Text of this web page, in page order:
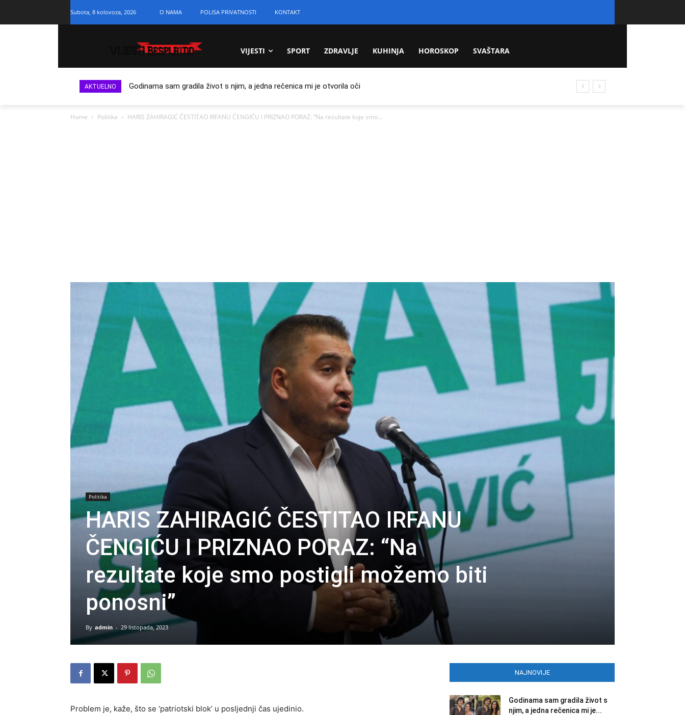
Subota, 8 kolovoza, 2026 O NAMA POLISA PRIVATNOSTI KONTAKT
VIJESTI SPORT ZDRAVLJE KUHINJA HOROSKOP SVAŠTARA
AKTUELNO Godinama sam gradila život s njim, a jedna rečenica mi je otvorila oči
Home Politika HARIS ZAHIRAGIĆ ČESTITAO IRFANU ČENGIĆU I PRIZNAO PORAZ: “Na rezultate koje smo...
Politika
HARIS ZAHIRAGIĆ ČESTITAO IRFANU
ČENGIĆU I PRIZNAO PORAZ: “Na
rezultate koje smo postigli možemo biti
ponosni”
By admin - 29 listopada, 2023
Problem je, kaže, što se ‘patriotski blok’ u posljednji čas ujedinio.
NAJNOVIJE
Godinama sam gradila život s
njim, a jedna rečenica mi je...